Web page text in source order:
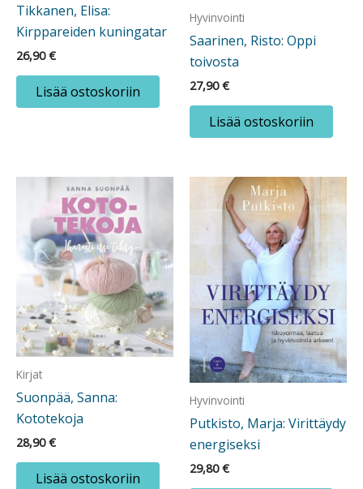
Tikkanen, Elisa:
Kirppareiden kuningatar
26,90€
Lisää ostoskoriin
Hyvinvointi
Saarinen, Risto: Oppi
toivosta
27,90€
Lisää ostoskoriin
Kirjat
Suonpää, Sanna:
Kototekoja
28,90€
Lisää ostoskoriin
Hyvinvointi
Putkisto, Marja: Virittäydy
energiseksi
29,80€